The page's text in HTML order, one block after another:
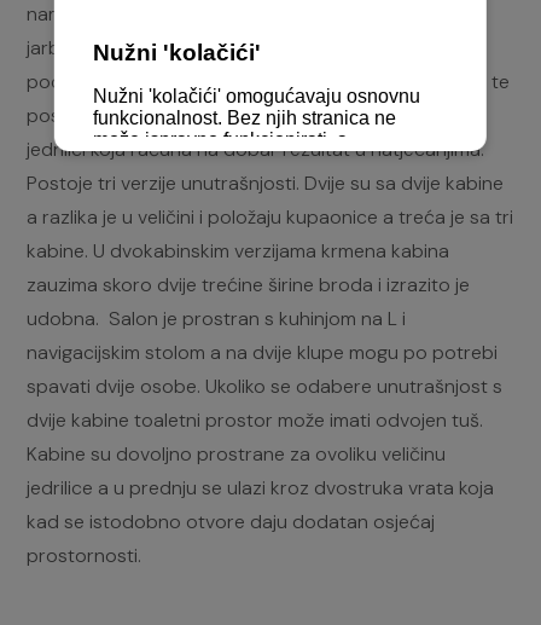
namjenjena su tri para vinčeva. Dodamo li tomu 8/10
jarbol sa klizačem škote glavnog jedra ugrađenog u
podnicu kokpita i (opcijske) tondine koji ga učvršćuju te
posebno dizajniranu kolombu jasno je da je riječ o
jedrilici koja računa na dobar rezultat u natjecanjima.
Postoje tri verzije unutrašnjosti. Dvije su sa dvije kabine
a razlika je u veličini i položaju kupaonice a treća je sa tri
kabine. U dvokabinskim verzijama krmena kabina
zauzima skoro dvije trećine širine broda i izrazito je
udobna. Salon je prostran s kuhinjom na L i
navigacijskim stolom a na dvije klupe mogu po potrebi
spavati dvije osobe. Ukoliko se odabere unutrašnjost s
dvije kabine toaletni prostor može imati odvojen tuš.
Kabine su dovoljno prostrane za ovoliku veličinu
jedrilice a u prednju se ulazi kroz dvostruka vrata koja
kad se istodobno otvore daju dodatan osjećaj
prostornosti.